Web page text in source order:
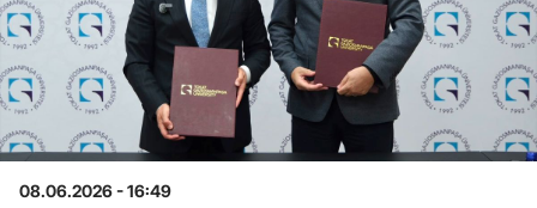
08.06.2026 - 16:49